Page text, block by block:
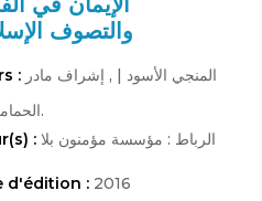
والتصوف
: المنجي الأسود | , إشراف مادر
وآخ.
: الرباط : مؤسسة مؤمنون بلا
d'édition : 2016